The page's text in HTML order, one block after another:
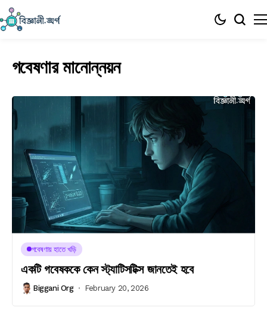
গবেষণার মানোন্নয়ন
গবেষণায় হাতে খড়ি
একটি গবেষককে কেন স্ট্যাটিসটিক্স জানতেই হবে
Biggani Org February 20, 2026